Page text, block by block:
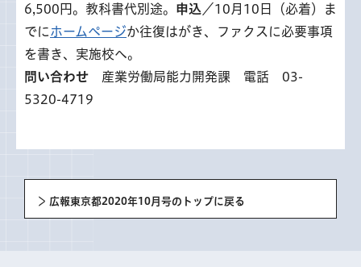
6,500円。教科書代別途。
申込 ／10月10日（必着）ま
でに ホームページか往復はがき、ファクスに必要事項
を書き、実施校へ。
問い合わせ 産業労働局能力開発課 電話 03-
5320-4719
広報東京都2020年10月号のトップに戻る